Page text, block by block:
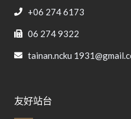
友好站台
+06 274 6173
06 274 9322
tainan.ncku